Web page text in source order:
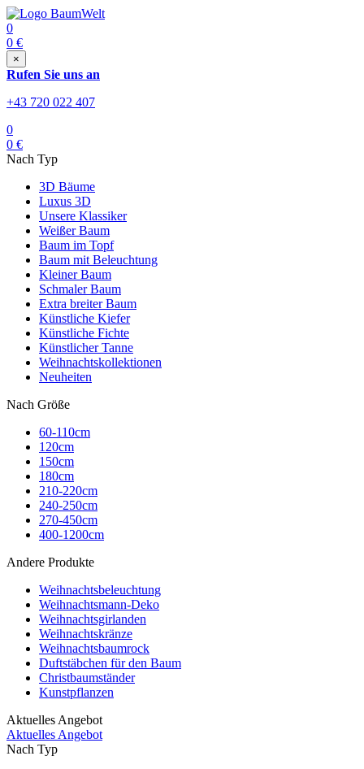
0
0 €
×
Rufen Sie uns an
+43 720 022 407
0
0 €
Nach Typ
3D Bäume
Luxus 3D
Unsere Klassiker
Weißer Baum
Baum im Topf
Baum mit Beleuchtung
Kleiner Baum
Schmaler Baum
Extra breiter Baum
Künstliche Kiefer
Künstliche Fichte
Künstlicher Tanne
Weihnachtskollektionen
Neuheiten
Nach Größe
60-110cm
120cm
150cm
180cm
210-220cm
240-250cm
270-450cm
400-1200cm
Andere Produkte
Weihnachtsbeleuchtung
Weihnachtsmann-Deko
Weihnachtsgirlanden
Weihnachtskränze
Weihnachtsbaumrock
Duftstäbchen für den Baum
Christbaumständer
Kunstpflanzen
Aktuelles Angebot
Aktuelles Angebot
Nach Typ